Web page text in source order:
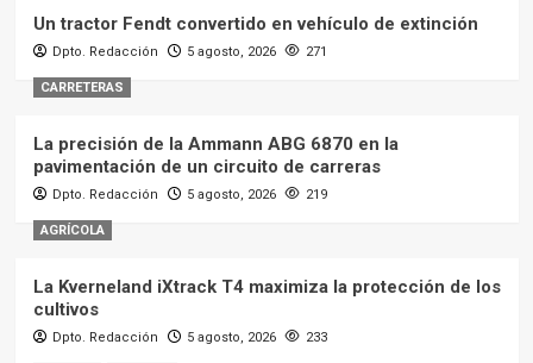
Un tractor Fendt convertido en vehículo de extinción
Dpto. Redacción 5 agosto, 2026 271
CARRETERAS
La precisión de la Ammann ABG 6870 en la
pavimentación de un circuito de carreras
Dpto. Redacción 5 agosto, 2026 219
AGRÍCOLA
La Kverneland iXtrack T4 maximiza la protección de los
cultivos
Dpto. Redacción 5 agosto, 2026 233